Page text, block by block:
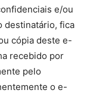
e/ou
destinatário, fica
cópia deste e-
recebido por
pelo
o e-